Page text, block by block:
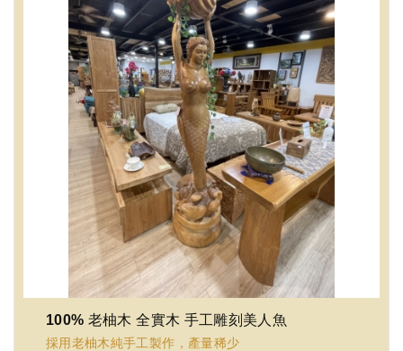
100% 老柚木 全實木 手工雕刻美人魚
採用老柚木純手工製作，產量稀少